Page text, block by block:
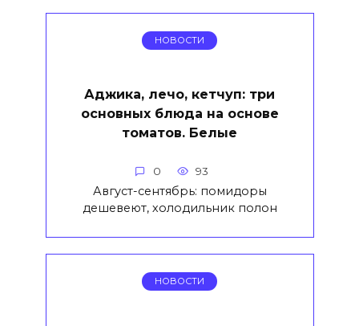
НОВОСТИ
Аджика, лечо, кетчуп: три
основных блюда на основе
томатов. Белые
0 93
Август-сентябрь: помидоры
дешевеют, холодильник полон
НОВОСТИ